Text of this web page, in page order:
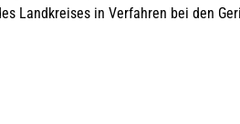
Landkreises in Verfahren bei den